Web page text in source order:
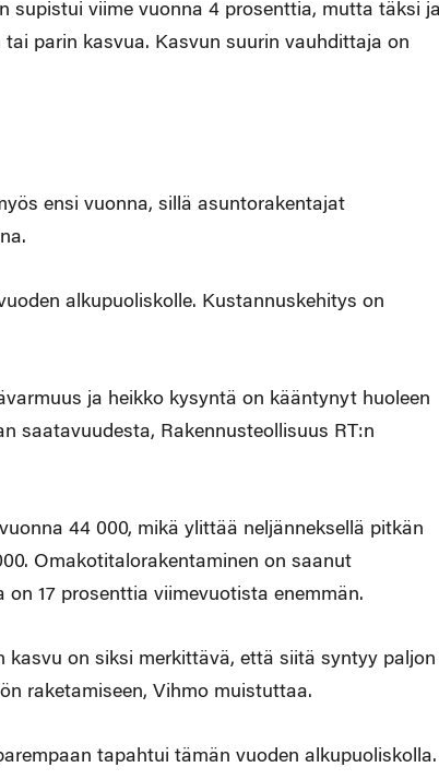
supistui viime vuonna 4 prosenttia, mutta täksi
parin kasvua. Kasvun suurin vauhdittaja on
ensi vuonna, sillä asuntorakentajat
alkupuoliskolle. Kustannuskehitys on
ja heikko kysyntä on kääntynyt huoleen
saatavuudesta, Rakennusteollisuus RT:n
44 000, mikä ylittää neljänneksellä pitkän
Omakotitalorakentaminen on saanut
17 prosenttia viimevuotista enemmän.
kasvu on siksi merkittävä, että siitä syntyy paljon
raketamiseen, Vihmo muistuttaa.
tapahtui tämän vuoden alkupuoliskolla.